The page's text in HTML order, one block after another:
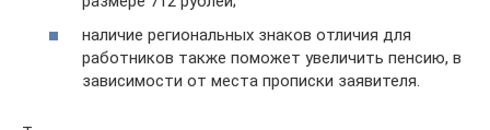
наличие региональных знаков отличия для
работников также поможет увеличить пенсию, в
зависимости от места прописки заявителя.